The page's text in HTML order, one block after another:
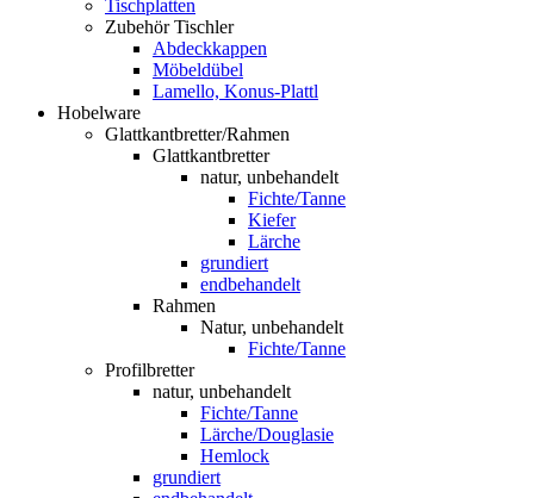
Tischplatten
Zubehör Tischler
Abdeckkappen
Möbeldübel
Lamello, Konus-Plattl
Hobelware
Glattkantbretter/Rahmen
Glattkantbretter
natur, unbehandelt
Fichte/Tanne
Kiefer
Lärche
grundiert
endbehandelt
Rahmen
Natur, unbehandelt
Fichte/Tanne
Profilbretter
natur, unbehandelt
Fichte/Tanne
Lärche/Douglasie
Hemlock
grundiert